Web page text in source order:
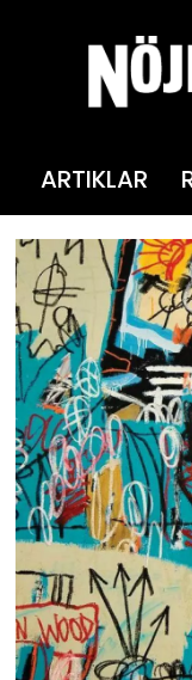
ARTIKLAR